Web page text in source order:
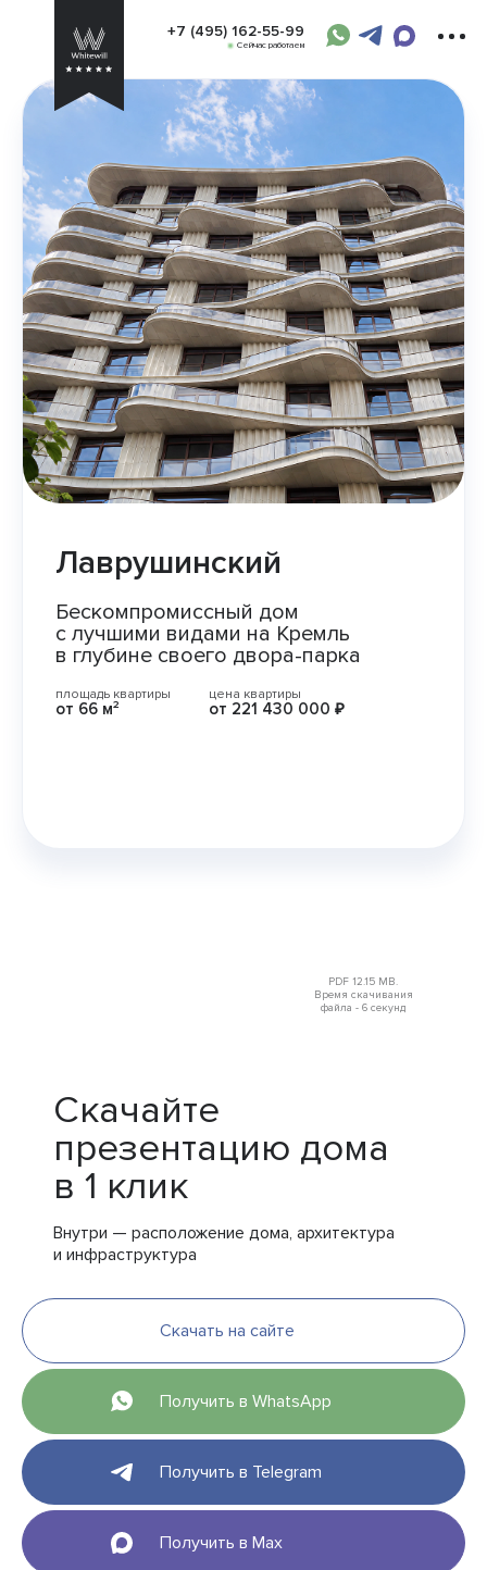
+7 (495) 162-55-99
Сейчас работаем
Лаврушинский
Бескомпромиссный дом
с лучшими видами на Кремль
в глубине своего двора-парка
площадь квартиры
от 66 м²
цена квартиры
от 221 430 000 ₽
PDF 12.15 MB.
Время скачивания
файла - 6 секунд
Скачайте
презентацию дома
в 1 клик
Внутри — расположение дома, архитектура
и инфраструктура
Скачать на сайте
Получить в WhatsApp
Получить в Telegram
Получить в Max